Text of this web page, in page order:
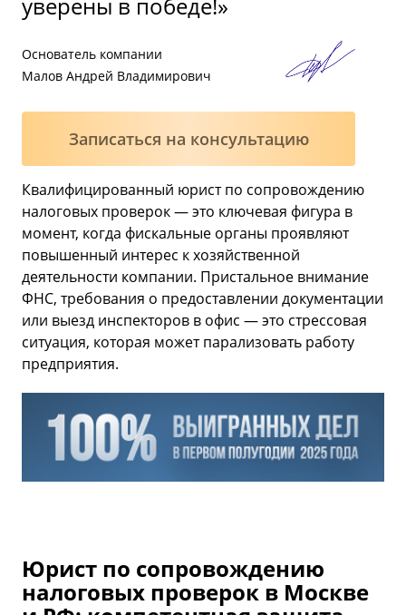
Основатель компании
Малов Андрей Владимирович
Записаться на консультацию
Квалифицированный юрист по сопровождению
налоговых проверок — это ключевая фигура в
момент, когда фискальные органы проявляют
повышенный интерес к хозяйственной
деятельности компании. Пристальное внимание
ФНС, требования о предоставлении документации
или выезд инспекторов в офис — это стрессовая
ситуация, которая может парализовать работу
предприятия.
Юрист по сопровождению
налоговых проверок в Москве